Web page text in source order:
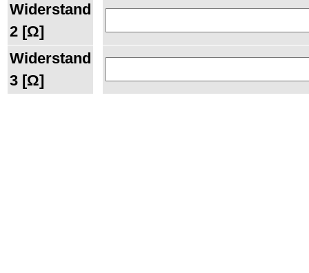
Widerstand
2 [Ω]
Widerstand
3 [Ω]